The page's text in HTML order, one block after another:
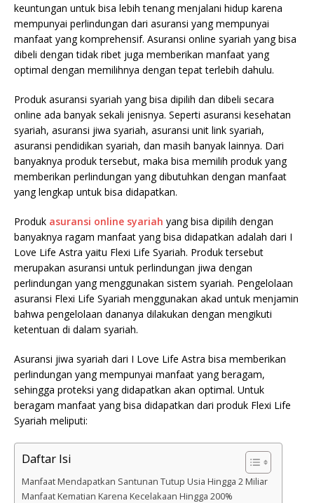
keuntungan untuk bisa lebih tenang menjalani hidup karena
mempunyai perlindungan dari asuransi yang mempunyai
manfaat yang komprehensif. Asuransi online syariah yang bisa
dibeli dengan tidak ribet juga memberikan manfaat yang
optimal dengan memilihnya dengan tepat terlebih dahulu.
Produk asuransi syariah yang bisa dipilih dan dibeli secara
online ada banyak sekali jenisnya. Seperti asuransi kesehatan
syariah, asuransi jiwa syariah, asuransi unit link syariah,
asuransi pendidikan syariah, dan masih banyak lainnya. Dari
banyaknya produk tersebut, maka bisa memilih produk yang
memberikan perlindungan yang dibutuhkan dengan manfaat
yang lengkap untuk bisa didapatkan.
Produk asuransi online syariah yang bisa dipilih dengan
banyaknya ragam manfaat yang bisa didapatkan adalah dari I
Love Life Astra yaitu Flexi Life Syariah. Produk tersebut
merupakan asuransi untuk perlindungan jiwa dengan
perlindungan yang menggunakan sistem syariah. Pengelolaan
asuransi Flexi Life Syariah menggunakan akad untuk menjamin
bahwa pengelolaan dananya dilakukan dengan mengikuti
ketentuan di dalam syariah.
Asuransi jiwa syariah dari I Love Life Astra bisa memberikan
perlindungan yang mempunyai manfaat yang beragam,
sehingga proteksi yang didapatkan akan optimal. Untuk
beragam manfaat yang bisa didapatkan dari produk Flexi Life
Syariah meliputi:
Daftar Isi
Manfaat Mendapatkan Santunan Tutup Usia Hingga 2 Miliar
Manfaat Kematian Karena Kecelakaan Hingga 200%